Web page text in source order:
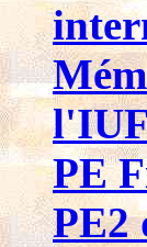
PE
PE2